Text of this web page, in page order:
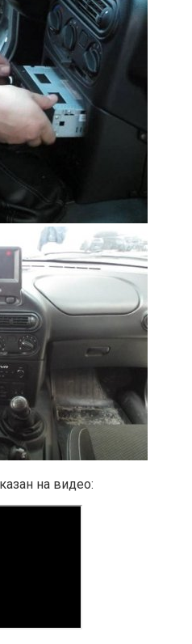
на видео: